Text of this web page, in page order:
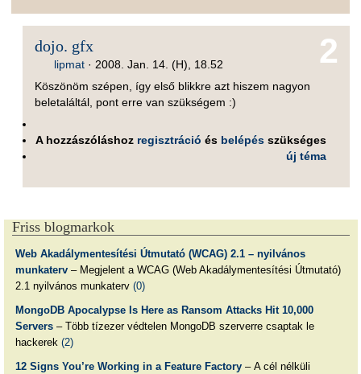
2
dojo. gfx
lipmat· 2008. Jan. 14. (H), 18.52
Köszönöm szépen, így első blikkre azt hiszem nagyon
beletaláltál, pont erre van szükségem :)
A hozzászóláshoz regisztráció és belépés szükséges
új téma
Friss blogmarkok
Web Akadálymentesítési Útmutató (WCAG) 2.1 – nyilvános
munkaterv– Megjelent a WCAG (Web Akadálymentesítési Útmutató)
2.1 nyilvános munkaterv (0)
MongoDB Apocalypse Is Here as Ransom Attacks Hit 10,000
Servers– Több tízezer védtelen MongoDB szerverre csaptak le
hackerek (2)
12 Signs You’re Working in a Feature Factory– A cél nélküli